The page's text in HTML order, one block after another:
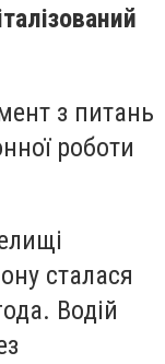
з питань
роботи
сталася
Водій